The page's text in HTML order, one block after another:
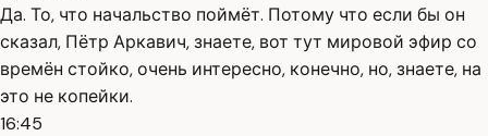
Да. То, что начальство поймёт. Потому что если бы он
сказал, Пётр Аркавич, знаете, вот тут мировой эфир со
времён стойко, очень интересно, конечно, но, знаете, на
это не копейки.
16:45